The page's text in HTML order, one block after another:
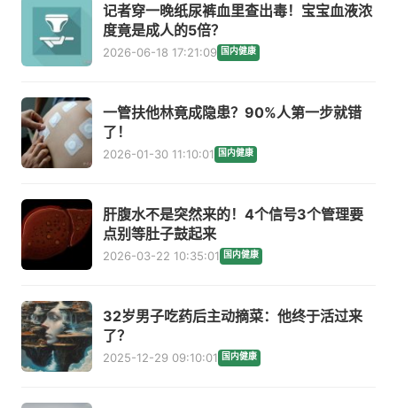
记者穿一晚纸尿裤血里查出毒！宝宝血液浓
度竟是成人的5倍？
2026-06-18 17:21:09 国内健康
一管扶他林竟成隐患？90%人第一步就错
了！
2026-01-30 11:10:01 国内健康
肝腹水不是突然来的！4个信号3个管理要
点别等肚子鼓起来
2026-03-22 10:35:01 国内健康
32岁男子吃药后主动摘菜：他终于活过来
了？
2025-12-29 09:10:01 国内健康